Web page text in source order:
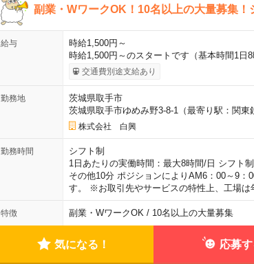
副業・WワークOK！10名以上の大量募集！
給与
時給1,500円～
時給1,500円～のスタートです（基本時間1日
交通費別途支給あり
勤務地
茨城県取手市
茨城県取手市ゆめみ野3-8-1（最寄り駅：関
株式会社 白興
勤務時間
シフト制
1日あたりの実働時間：最大8時間/日 シフ
その他10分 ポジションによりAM6：00～9：
す。 ※お取引先やサービスの特性上、工場は
特徴 副業・WワークOK / 10名以上の大量募集
気になる！ 応募